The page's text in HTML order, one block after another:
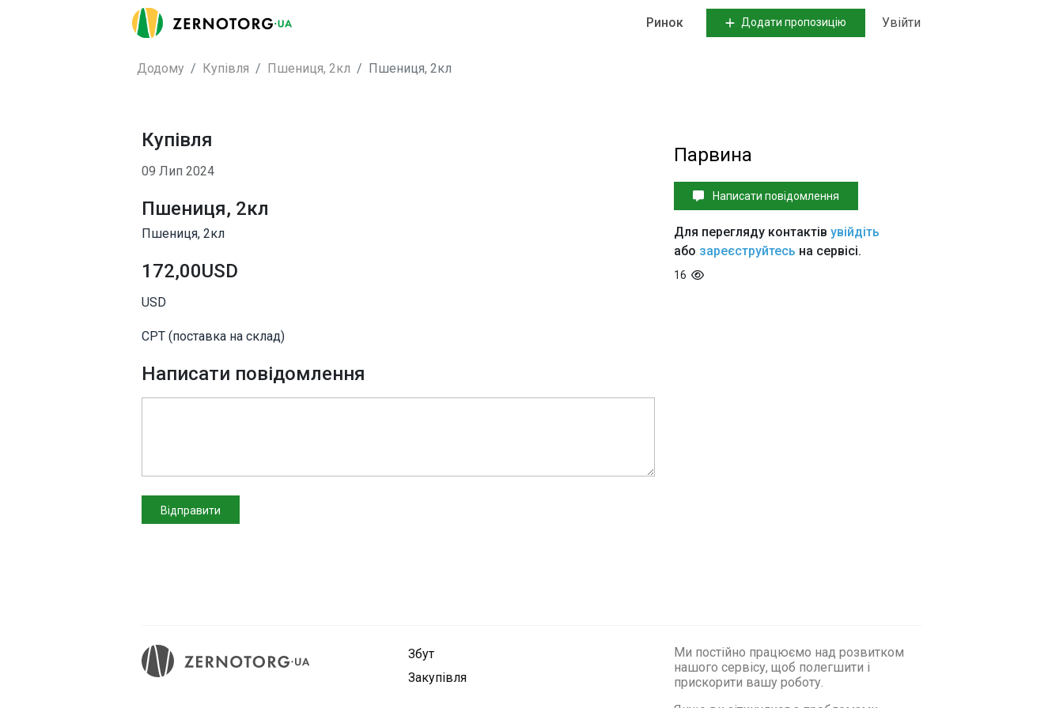
Ринок Додати пропозицію Увійти
Додому Купівля Пшениця, 2кл Пшениця, 2кл
Купівля
09 Лип 2024
Пшениця, 2кл
Пшениця, 2кл
172,00USD
USD
CPT (поставка на склад)
Написати повідомлення
Парвина
Написати повідомлення
Для перегляду контактівувійдіть
або зареєструйтесь на сервісі.
16
Збут
Закупівля
Ми постійно працюємо над розвитком
нашого сервісу, щоб полегшити і
прискорити вашу роботу.